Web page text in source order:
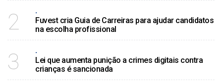
2 .
Fuvest cria Guia de Carreiras para ajudar candidatos
na escolha profissional
3 .
Lei que aumenta punição a crimes digitais contra
crianças é sancionada